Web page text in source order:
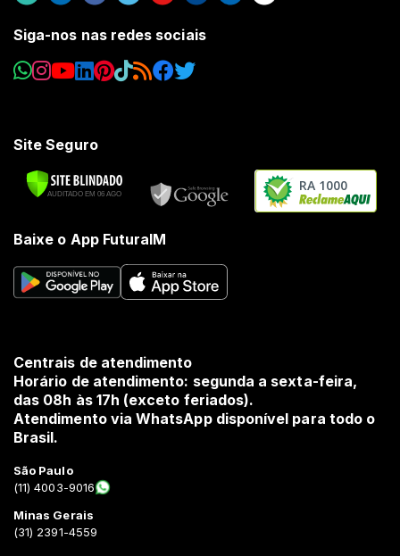
Siga-nos nas redes sociais
Site Seguro
RA 1000
Baixe o App FuturaIM
Centrais de atendimento
Horário de atendimento: segunda a sexta-feira,
das 08h às 17h (exceto feriados).
Atendimento via WhatsApp disponível para todo o
Brasil.
São Paulo
(11) 4003-9016
Minas Gerais
(31) 2391-4559